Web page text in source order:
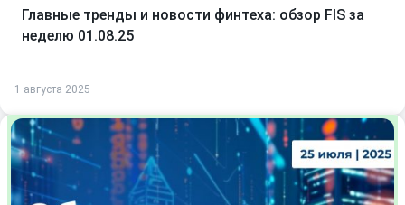
Главные тренды и новости финтеха: обзор FIS за
неделю 01.08.25
1 августа 2025